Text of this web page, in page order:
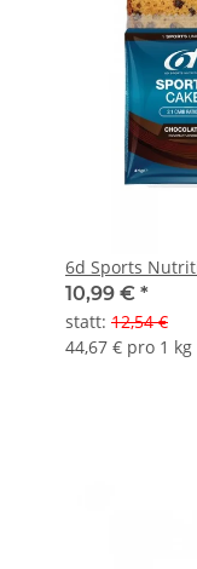
6d Sports
10,99 € *
statt: 12,54 €
44,67 € pro 1 kg